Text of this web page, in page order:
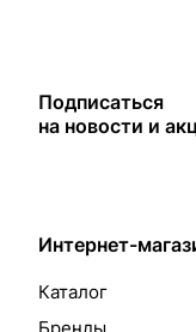
Подписаться
на новости и
Интернет-
Каталог